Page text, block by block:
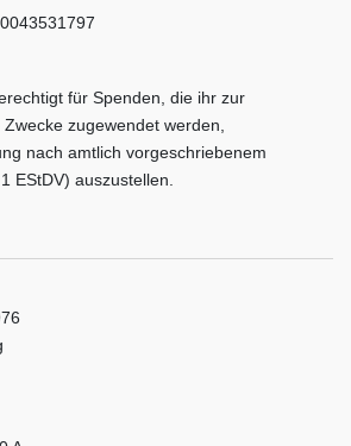
für Spenden, die ihr zur
zugewendet werden,
nach amtlich vorgeschriebenem
EStDV) auszustellen.